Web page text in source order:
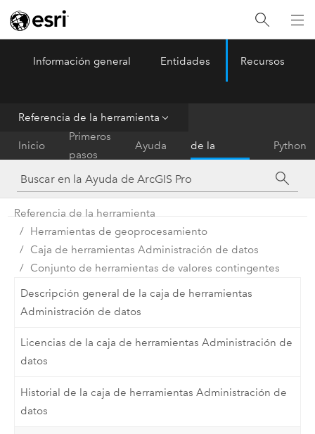
ArcGIS Pro Menu
Información general Entidades Recursos
Referencia de la herramienta
Inicio
Primeros
pasos
Ayuda
de la
herramienta
Python
Referencia de la herramienta
Herramientas de geoprocesamiento
Caja de herramientas Administración de datos
Conjunto de herramientas de valores contingentes
Descripción general de la caja de herramientas
Administración de datos
Licencias de la caja de herramientas Administración de
datos
Historial de la caja de herramientas Administración de
datos